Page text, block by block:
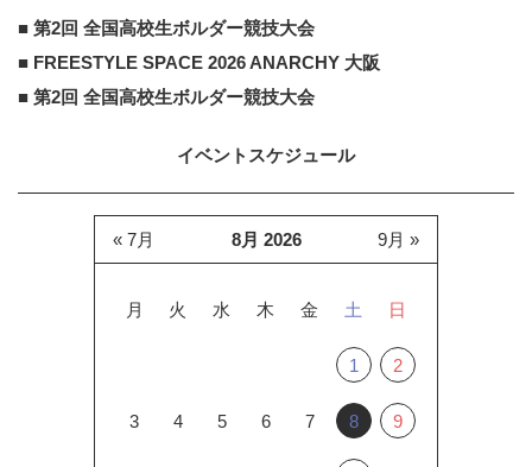
■ 第2回 全国高校生ボルダー競技大会
■ FREESTYLE SPACE 2026 ANARCHY 大阪
■ 第2回 全国高校生ボルダー競技大会
イベントスケジュール
8月 2026
月 火 水 木 金 土 日
1 2
3 4 5 6 7 8 9
« 7月 9月 »